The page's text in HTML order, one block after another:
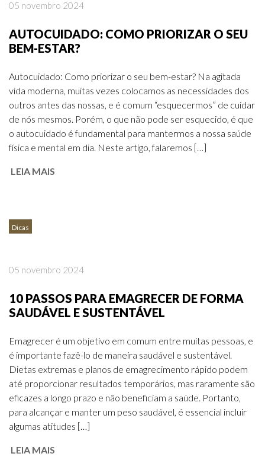
05 novembro 2024
AUTOCUIDADO: COMO PRIORIZAR O SEU
BEM-ESTAR?
Autocuidado: Como priorizar o seu bem-estar? Na agitada
vida moderna, muitas vezes colocamos as necessidades dos
outros antes das nossas, e é comum “esquecermos” de cuidar
de nós mesmos. Porém, o que não pode ser esquecido, é que
o autocuidado é fundamental para mantermos a nossa saúde
física e mental em dia. Neste artigo, falaremos […]
LEIA MAIS
Dicas
05 novembro 2024
10 PASSOS PARA EMAGRECER DE FORMA
SAUDÁVEL E SUSTENTÁVEL
Emagrecer é um objetivo em comum entre muitas pessoas, e
é importante fazê-lo de maneira saudável e sustentável.
Dietas extremas e planos de emagrecimento rápido podem
até proporcionar resultados temporários, mas raramente são
eficazes a longo prazo e não beneficiam a saúde. Portanto,
para alcançar e manter um peso saudável, é essencial incluir
algumas atitudes […]
LEIA MAIS